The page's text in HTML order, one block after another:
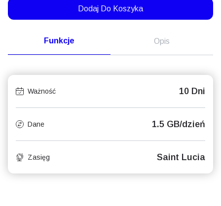
Dodaj Do Koszyka
Funkcje Opis
Ważność 10 Dni
Dane 1.5 GB/dzień
Zasięg Saint Lucia